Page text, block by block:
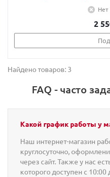
Нет
2
Найдено товаров: 3
FAQ - часто
Какой график работы у
Наш интернет-магазин
круглосуточно,
через сайт. Также у нас
которого доступен с